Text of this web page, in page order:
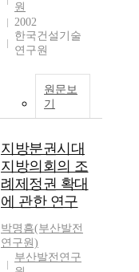
원
2002
한국건설기술
연구원
원문보
기
지방분권시대
지방의회의 조
례제정권 확대
에 관한 연구
박명흠(부산발전
연구원)
부산발전연구